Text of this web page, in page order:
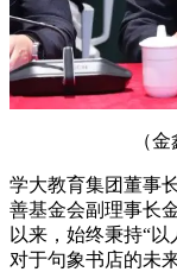
（
学大教育集团董事
善基金会副理事长
以来，始终秉持“以
对于句象书店的未